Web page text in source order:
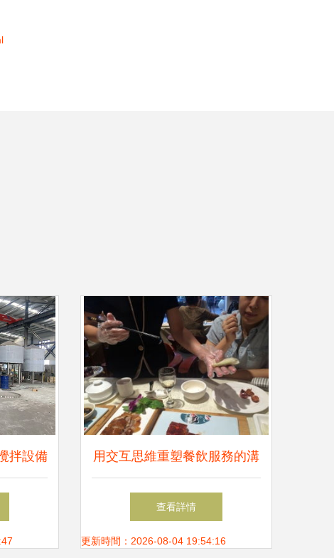
拌設備
選指南
用交互思維重塑餐飲服務的溝
通界面 從點單到體驗的全面
革新
查看詳情
更新時間：2026-08-04 19:54:16